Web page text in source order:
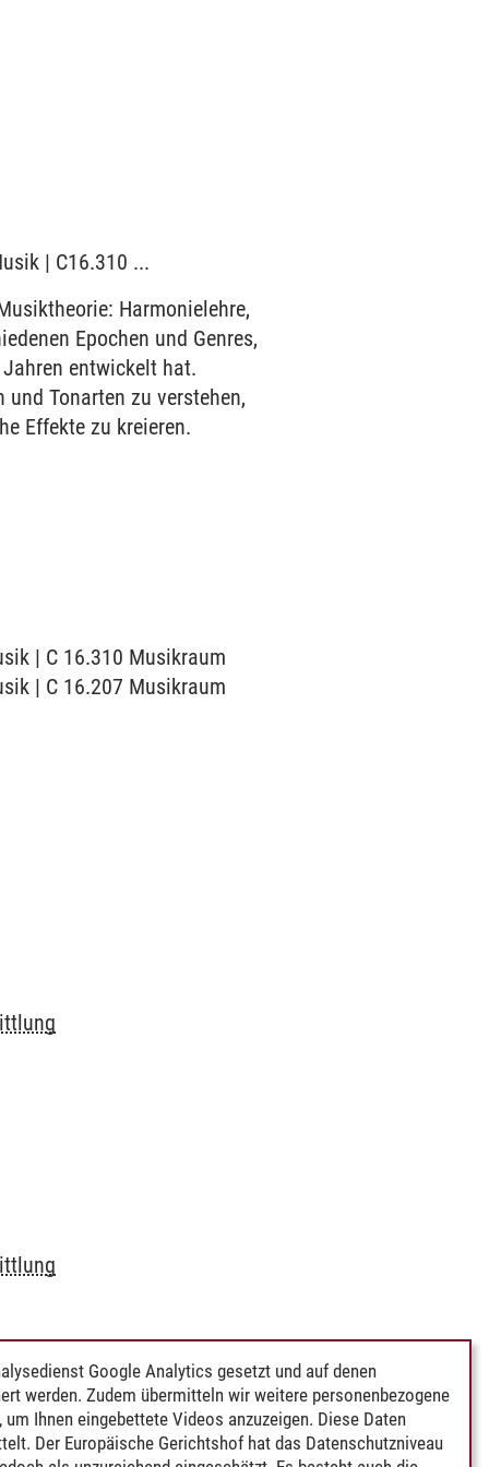
| C16.310 ...
Harmonielehre,
Epochen und Genres,
entwickelt hat.
Tonarten zu verstehen,
Effekte zu kreieren.
| C 16.310 Musikraum
| C 16.207 Musikraum
Google Analytics gesetzt und auf denen
werden. Zudem übermitteln wir weitere personenbezogene
Ihnen eingebettete Videos anzuzeigen. Diese Daten
Der Europäische Gerichtshof hat das Datenschutzniveau